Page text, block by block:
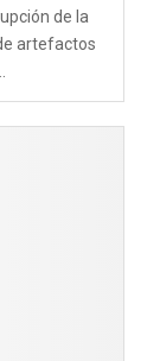
de la
artefactos